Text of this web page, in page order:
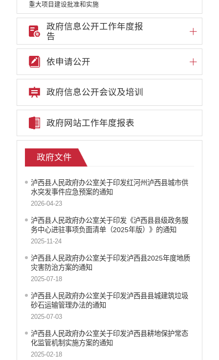
重大项目建设批准和实施
重大决策事项
重点领域信息公开
行政许可
行政处罚和行政强制
行政事业性收费
政府采购项目
建议提案办理答复
减税降费
财政资金直达基层
财政预决算
乡村振兴
公务员管理
疫情防控
稳岗就业
养老服务
社会救助
生态环境
食品药品监管
产品质量
义务教育
医疗卫生
应急预案
公共文化服务
安全生产
涉农补贴
政府信息公开工作年度报
告
依申请公开
政府信息公开会议及培训
政府网站工作年度报表
政府文件
泸西县人民政府办公室关于印发红河州泸西县城市供
水突发事件应急预案的通知
2026-04-23
泸西县人民政府办公室关于印发《泸西县县级政务服
务中心进驻事项负面清单（2025年版）》的通知
2025-11-24
泸西县人民政府办公室关于印发泸西县2025年度地质
灾害防治方案的通知
2025-07-18
泸西县人民政府办公室关于印发泸西县县城建筑垃圾
砂石运输管理办法的通知
2025-07-03
泸西县人民政府办公室关于印发泸西县耕地保护常态
化监管机制实施方案的通知
2025-02-18